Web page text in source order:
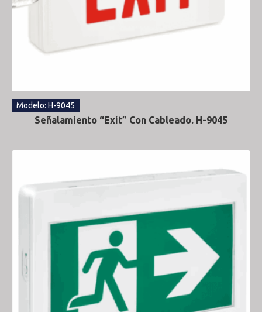
Modelo: H-9045
Señalamiento “Exit” Con Cableado. H-9045